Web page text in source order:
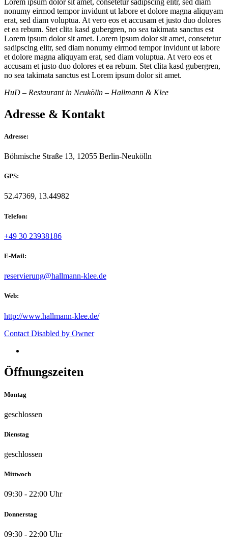
nonumy eirmod tempor invidunt ut labore et dolore magna aliquyam
erat, sed diam voluptua. At vero eos et accusam et justo duo dolores
et ea rebum. Stet clita kasd gubergren, no sea takimata sanctus est
Lorem ipsum dolor sit amet. Lorem ipsum dolor sit amet, consetetur
sadipscing elitr, sed diam nonumy eirmod tempor invidunt ut labore
et dolore magna aliquyam erat, sed diam voluptua. At vero eos et
accusam et justo duo dolores et ea rebum. Stet clita kasd gubergren,
no sea takimata sanctus est Lorem ipsum dolor sit amet.
HuD – Restaurant in Neukölln – Hallmann & Klee
Adresse & Kontakt
Adresse:
Böhmische Straße 13, 12055 Berlin-Neukölln
GPS:
52.47369, 13.44982
Telefon:
+49 30 23938186
E-Mail:
reservierung@hallmann-klee.de
Web:
http://www.hallmann-klee.de/
Contact Disabled by Owner
Öffnungszeiten
Montag
geschlossen
Dienstag
geschlossen
Mittwoch
09:30 - 22:00 Uhr
Donnerstag
09:30 - 22:00 Uhr